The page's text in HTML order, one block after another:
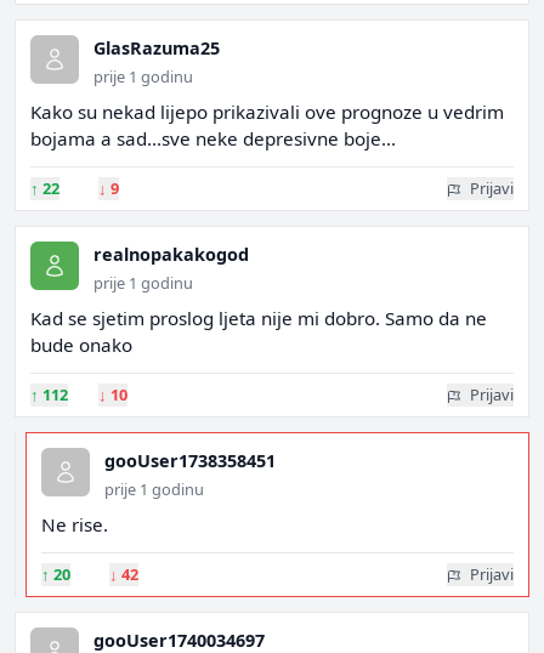
GlasRazuma25
prije 1 godinu
Kako su nekad lijepo prikazivali ove prognoze u vedrim
bojama a sad...sve neke depresivne boje...
↑ 22 ↓ 9 Prijavi
realnopakakogod
prije 1 godinu
Kad se sjetim proslog ljeta nije mi dobro. Samo da ne
bude onako
↑ 112 ↓ 10 Prijavi
gooUser1738358451
prije 1 godinu
Ne rise.
↑ 20 ↓ 42 Prijavi
gooUser1740034697